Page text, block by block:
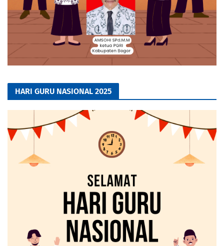
HARI GURU NASIONAL 2025